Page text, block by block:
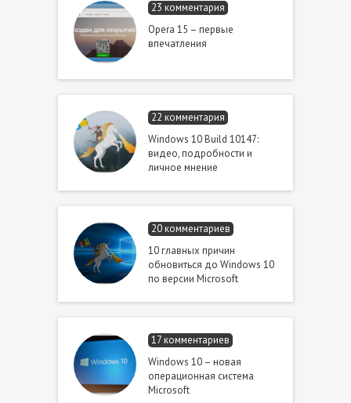
23 комментария
Opera 15 – первые
впечатления
22 комментария
Windows 10 Build 10147:
видео, подробности и
личное мнение
20 комментариев
10 главных причин
обновиться до Windows 10
по версии Microsoft
17 комментариев
Windows 10 – новая
операционная система
Microsoft